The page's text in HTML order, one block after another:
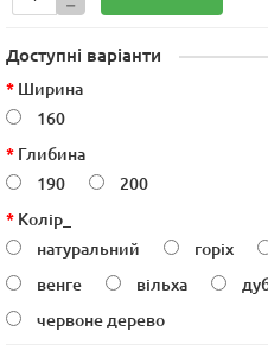
Доступні варіанти
Ширина
160
Глибина
190
200
Колір_
натуральний
горіх
венге
вільха
червоне дерево